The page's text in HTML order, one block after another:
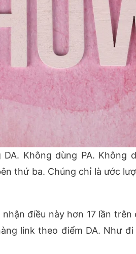
Không dùng PA.
thứ ba. Chúng chỉ là ước
điều này hơn 17 lần
link theo điểm DA. Như